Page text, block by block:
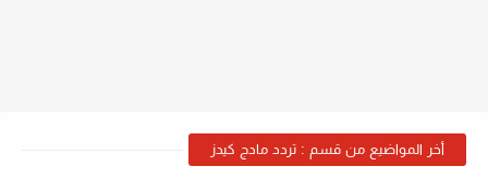
أخر المواضيع من قسم : تردد مادج كيدز